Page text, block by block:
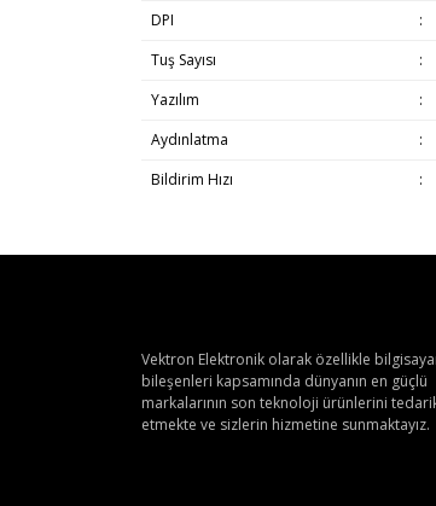
DPI
:
Tuş Sayısı
:
Yazılım
:
Aydınlatma
:
Bildirim Hızı
:
Vektron Elektronik olarak özellikle
bileşenleri kapsamında dünyanın en güçlü
markalarının son teknoloji ürünlerini
etmekte ve sizlerin hizmetine sunmaktayız.